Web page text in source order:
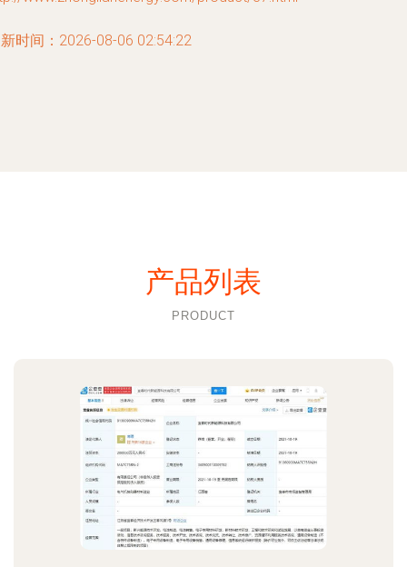
时间：2026-08-06 02:54:22
产品列表
PRODUCT